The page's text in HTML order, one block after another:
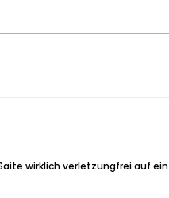
wirklich verletzungfrei auf ein